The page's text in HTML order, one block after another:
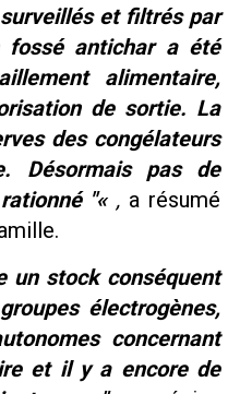
et filtrés par
fossé antichar a été
alimentaire,
de sortie. La
des congélateurs
Désormais pas de
« , a résumé
un stock conséquent
électrogènes,
concernant
et il y a encore de